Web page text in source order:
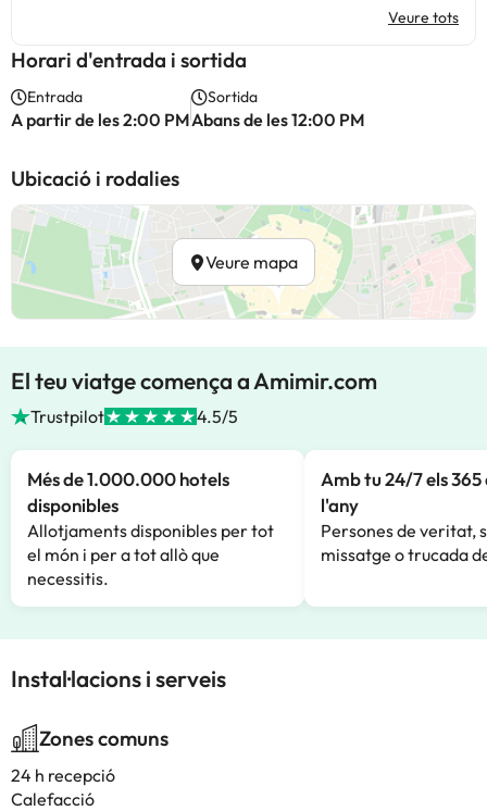
Veure tots
Horari d'entrada i sortida
Entrada
A partir de les 2:00 PM
Sortida
Abans de les 12:00 PM
Ubicació i rodalies
Veure mapa
El teu viatge comença a Amimir.com
Trustpilot 4.5/5
Més de 1.000.000 hotels
disponibles
Allotjaments disponibles per tot
el món i per a tot allò que
necessitis.
Amb tu 24/7 els 365
l'any
Persones de veritat,
missatge o trucada
Instal·lacions i serveis
Zones comuns
24 h recepció
Calefacció